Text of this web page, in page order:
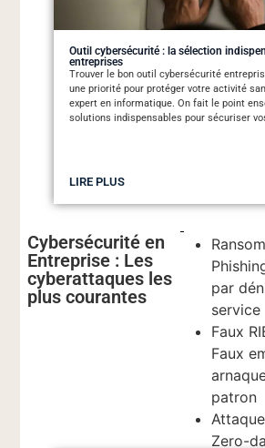
Outil cybersécurité : la sélection
entreprises
Trouver le bon outil cybersécurité
une priorité pour protéger votre activité
expert en informatique. On fait le point
solutions indispensables pour sécuriser
LIRE PLUS
Cybersécurité en
Entreprise : Les
cyberattaques les
plus courantes
par
service
Faux
Faux
patron
Zero-